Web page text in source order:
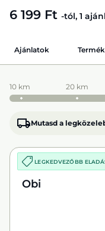
6 199 Ft -tól, 1
Ajánlatok
10 km 20 km
Mutasd a
LEGKEDVEZŐBB
Obi